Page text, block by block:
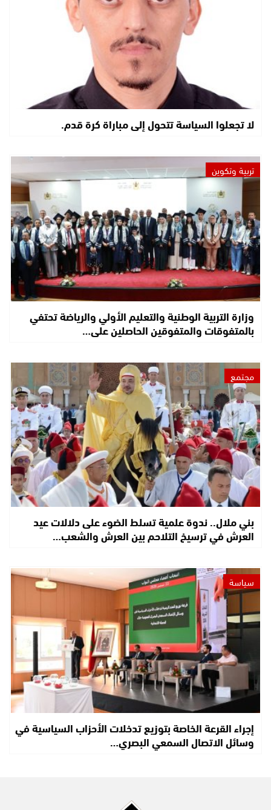
لا تجعلوا السياسة تتحول إلى مباراة كرة قدم.
تربية وتكوين
وزارة التربية الوطنية والتعليم الأولي والرياضة تحتفي
بالمتفوقات والمتفوقين الحاصلين على…
مجتمع
بني ملال.. ندوة علمية تسلط الضوء على دلالات عيد
العرش في ترسيخ التلاحم بين العرش والشعب…
سياسة
إجراء القرعة الخاصة بتوزيع تدخلات الأحزاب السياسية في
وسائل الاتصال السمعي البصري…